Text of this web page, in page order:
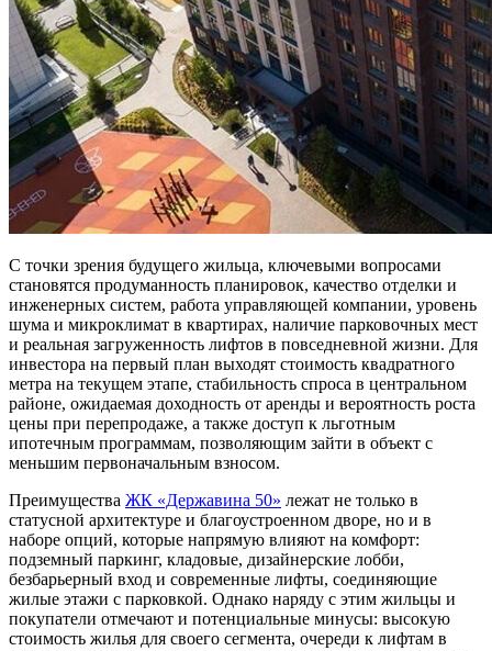
С точки зрения будущего жильца, ключевыми вопросами
становятся продуманность планировок, качество отделки и
инженерных систем, работа управляющей компании, уровень
шума и микроклимат в квартирах, наличие парковочных мест
и реальная загруженность лифтов в повседневной жизни. Для
инвестора на первый план выходят стоимость квадратного
метра на текущем этапе, стабильность спроса в центральном
районе, ожидаемая доходность от аренды и вероятность роста
цены при перепродаже, а также доступ к льготным
ипотечным программам, позволяющим зайти в объект с
меньшим первоначальным взносом.
Преимущества ЖК «Державина 50» лежат не только в
статусной архитектуре и благоустроенном дворе, но и в
наборе опций, которые напрямую влияют на комфорт:
подземный паркинг, кладовые, дизайнерские лобби,
безбарьерный вход и современные лифты, соединяющие
жилые этажи с парковкой. Однако наряду с этим жильцы и
покупатели отмечают и потенциальные минусы: высокую
стоимость жилья для своего сегмента, очереди к лифтам в